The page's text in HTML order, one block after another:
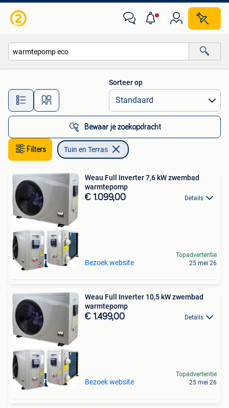
Alle afstanden…
Sorteer op
Bewaar je zoekopdracht
Filters Tuin en Terras
Aquariatics
Weau Full Inverter 7,6 kW zwembad
warmtepomp
€ 1.099,00 Details
Bezoek website
Topadvertentie
25 mei 26
Aquariatics
Weau Full Inverter 10,5 kW zwembad
warmtepomp
€ 1.499,00 Details
Bezoek website
Topadvertentie
25 mei 26